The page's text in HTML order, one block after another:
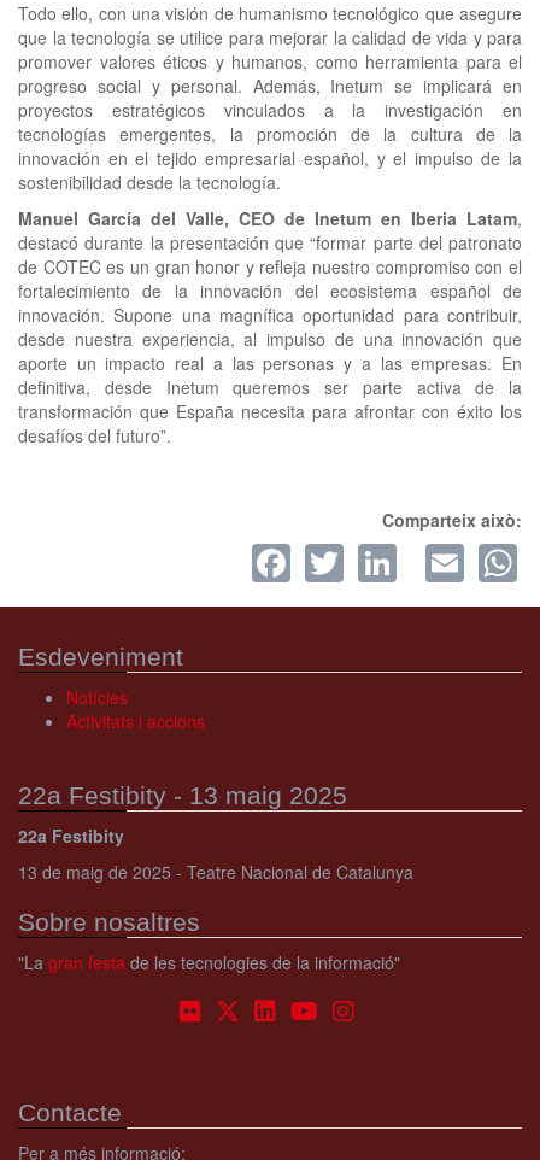
Todo ello, con una visión de humanismo tecnológico que asegure
que la tecnología se utilice para mejorar la calidad de vida y para
promover valores éticos y humanos, como herramienta para el
progreso social y personal. Además, Inetum se implicará en
proyectos estratégicos vinculados a la investigación en
tecnologías emergentes, la promoción de la cultura de la
innovación en el tejido empresarial español, y el impulso de la
sostenibilidad desde la tecnología.
Manuel García del Valle, CEO de Inetum en Iberia Latam,
destacó durante la presentación que “formar parte del patronato
de COTEC es un gran honor y refleja nuestro compromiso con el
fortalecimiento de la innovación del ecosistema español de
innovación. Supone una magnífica oportunidad para contribuir,
desde nuestra experiencia, al impulso de una innovación que
aporte un impacto real a las personas y a las empresas. En
definitiva, desde Inetum queremos ser parte activa de la
transformación que España necesita para afrontar con éxito los
desafíos del futuro”.
Comparteix això:
Facebook
Twitter
Esdeveniment
Notícies
Activitats i accions
22a Festibity - 13 maig 2025
22a Festibity
13 de maig de 2025 - Teatre Nacional de Catalunya
Sobre nosaltres
"La gran festa de les tecnologies de la informació"
Contacte
Per a més informació: